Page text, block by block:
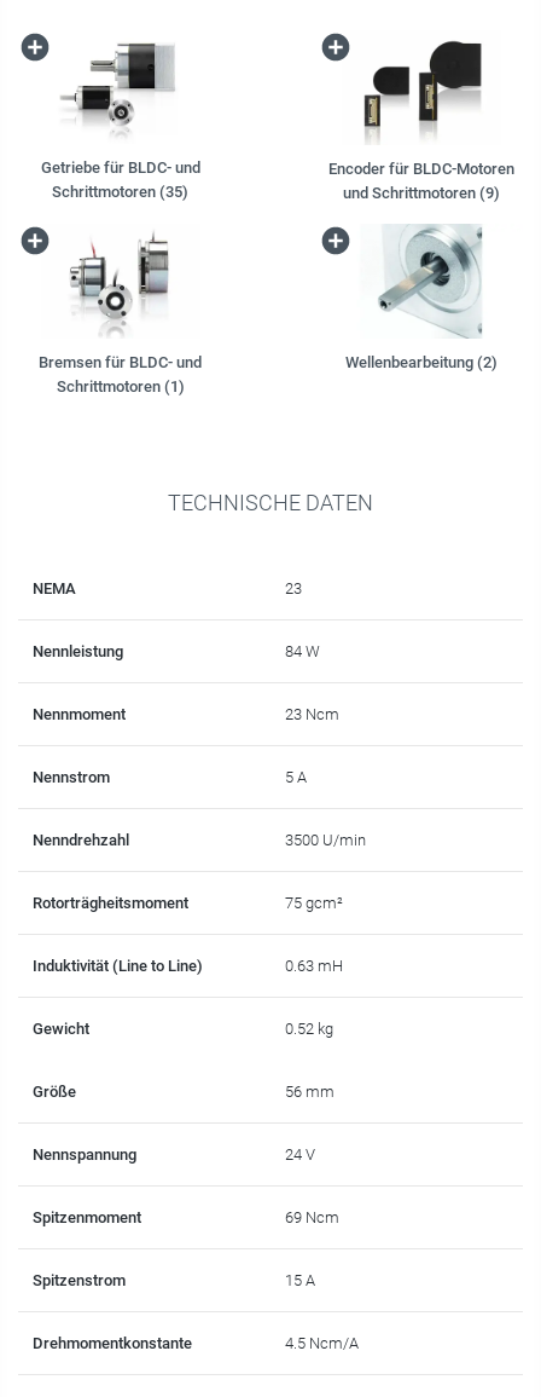
Getriebe für BLDC- und
Schrittmotoren (35)
Encoder für BLDC-Motoren
und Schrittmotoren (9)
Bremsen für BLDC- und
Schrittmotoren (1)
Wellenbearbeitung (2)
TECHNISCHE DATEN
NEMA 23
Nennleistung 84 W
Nennmoment 23 Ncm
Nennstrom 5 A
Nenndrehzahl 3500 U/min
Rotorträgheitsmoment 75 gcm²
Induktivität (Line to Line) 0.63 mH
Gewicht 0.52 kg
Größe 56 mm
Nennspannung 24 V
Spitzenmoment 69 Ncm
Spitzenstrom 15 A
Drehmomentkonstante 4.5 Ncm/A